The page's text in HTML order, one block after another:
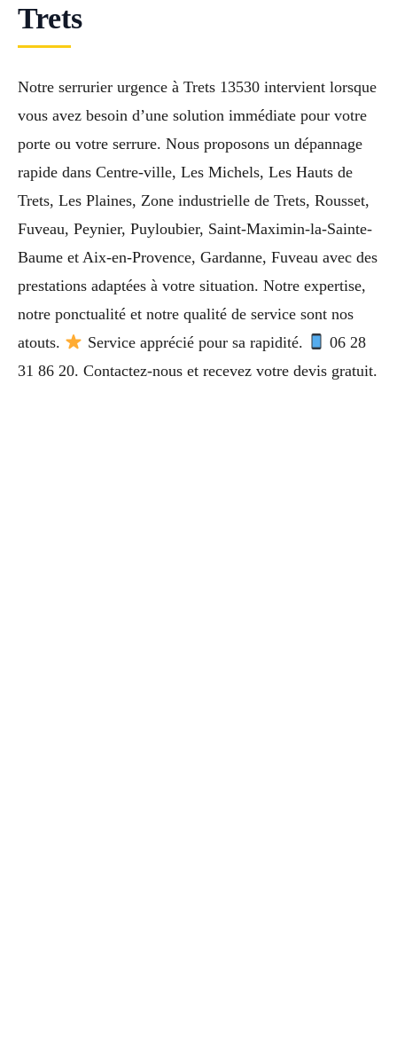
Trets
Notre serrurier urgence à Trets 13530 intervient lorsque
vous avez besoin d’une solution immédiate pour votre
porte ou votre serrure. Nous proposons un dépannage
rapide dans Centre-ville, Les Michels, Les Hauts de
Trets, Les Plaines, Zone industrielle de Trets, Rousset,
Fuveau, Peynier, Puyloubier, Saint-Maximin-la-Sainte-
Baume et Aix-en-Provence, Gardanne, Fuveau avec des
prestations adaptées à votre situation. Notre expertise,
notre ponctualité et notre qualité de service sont nos
atouts.
Service apprécié pour sa rapidité.
06 28
31 86 20. Contactez-nous et recevez votre devis gratuit.